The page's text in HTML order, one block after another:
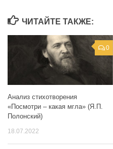
ЧИТАЙТЕ ТАКЖЕ:
0
Анализ стихотворения
«Посмотри – какая мгла» (Я.П.
Полонский)
18.07.2022